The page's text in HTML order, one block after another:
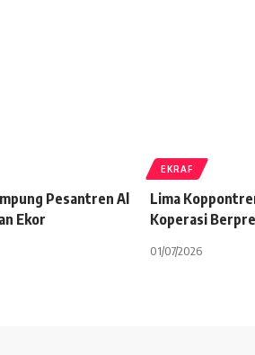
Pesantren Al
Ekor
EKRAF
Lima
Koperasi
01/07/2026